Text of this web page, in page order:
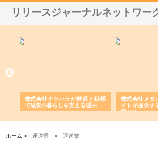
リリースジャーナルネットワー
株式会社ナツハラが建設と鋲螺
で滋賀の暮らしを支える理由
株式会社メタ
イトが提供す
容とは
ホーム >運送業 >運送業